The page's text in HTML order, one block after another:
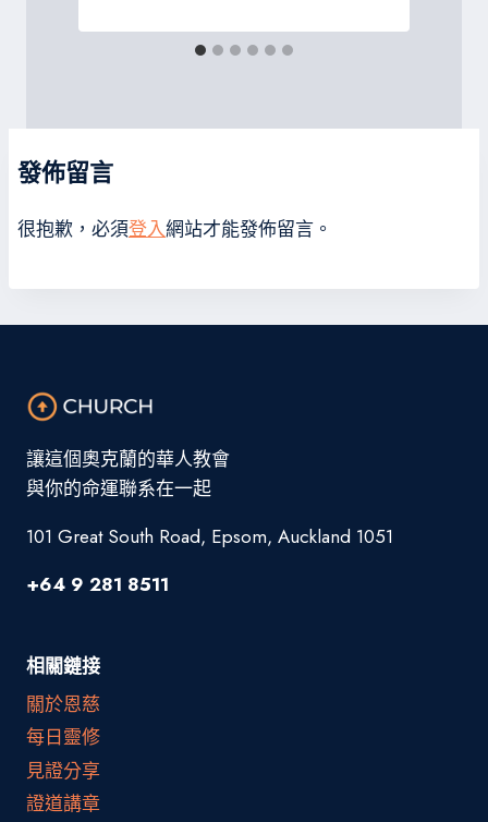
發佈留言
很抱歉，必須登入網站才能發佈留言。
讓這個奧克蘭的華人教會
與你的命運聯系在一起
101 Great South Road, Epsom, Auckland 1051
+64 9 281 8511
相關鏈接
關於恩慈
每日靈修
見證分享
證道講章